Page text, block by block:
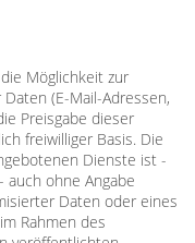
Möglichkeit zur
(E-Mail-Adressen,
Preisgabe dieser
freiwilliger Basis. Die
Dienste ist -
ohne Angabe
Daten oder eines
Rahmen des